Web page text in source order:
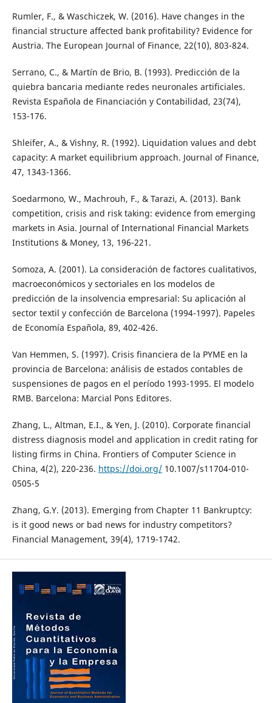
Rumler, F., & Waschiczek, W. (2016). Have changes in the
financial structure affected bank profitability? Evidence for
Austria. The European Journal of Finance, 22(10), 803-824.
Serrano, C., & Martín de Brio, B. (1993). Predicción de la
quiebra bancaria mediante redes neuronales artificiales.
Revista Española de Financiación y Contabilidad, 23(74),
153-176.
Shleifer, A., & Vishny, R. (1992). Liquidation values and debt
capacity: A market equilibrium approach. Journal of Finance,
47, 1343-1366.
Soedarmono, W., Machrouh, F., & Tarazi, A. (2013). Bank
competition, crisis and risk taking: evidence from emerging
markets in Asia. Journal of International Financial Markets
Institutions & Money, 13, 196-221.
Somoza, A. (2001). La consideración de factores cualitativos,
macroeconómicos y sectoriales en los modelos de
predicción de la insolvencia empresarial: Su aplicación al
sector textil y confección de Barcelona (1994-1997). Papeles
de Economía Española, 89, 402-426.
Van Hemmen, S. (1997). Crisis financiera de la PYME en la
provincia de Barcelona: análisis de estados contables de
suspensiones de pagos en el período 1993-1995. El modelo
RMB. Barcelona: Marcial Pons Editores.
Zhang, L., Altman, E.I., & Yen, J. (2010). Corporate financial
distress diagnosis model and application in credit rating for
listing firms in China. Frontiers of Computer Science in
China, 4(2), 220-236. https://doi.org/10.1007/s11704-010-
0505-5
Zhang, G.Y. (2013). Emerging from Chapter 11 Bankruptcy:
is it good news or bad news for industry competitors?
Financial Management, 39(4), 1719-1742.